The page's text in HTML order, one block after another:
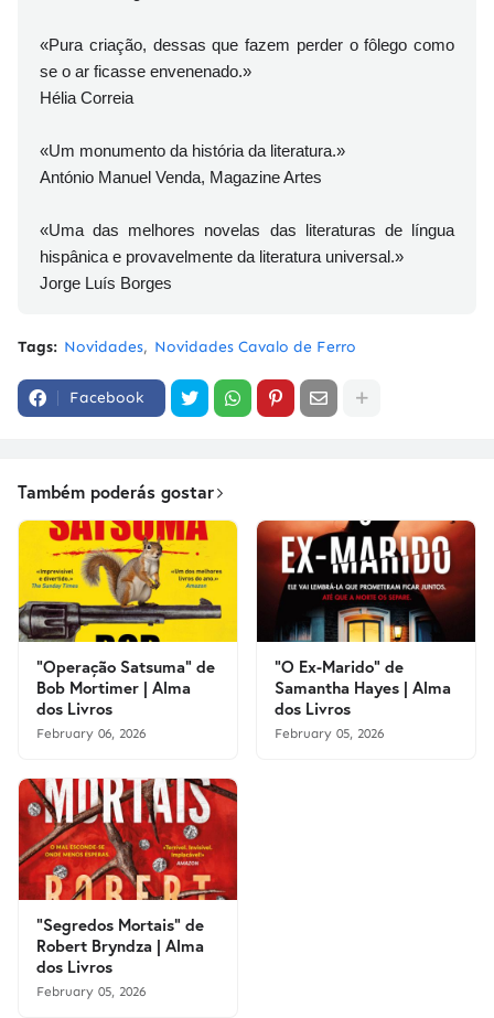
«Pura criação, dessas que fazem perder o fôlego como
se o ar ficasse envenenado.»
Hélia Correia
«Um monumento da história da literatura.»
António Manuel Venda, Magazine Artes
«Uma das melhores novelas das literaturas de língua
hispânica e provavelmente da literatura universal.»
Jorge Luís Borges
Tags: Novidades Novidades Cavalo de Ferro
Facebook
Também poderás gostar
"Operação Satsuma" de
Bob Mortimer | Alma
dos Livros
February 06, 2026
"O Ex-Marido" de
Samantha Hayes | Alma
dos Livros
February 05, 2026
"Segredos Mortais" de
Robert Bryndza | Alma
dos Livros
February 05, 2026